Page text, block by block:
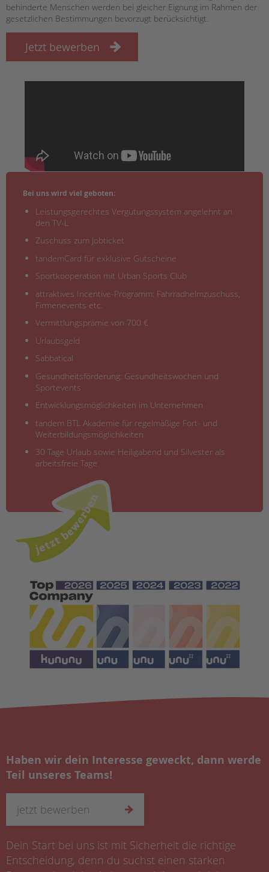
Kinder- und Jugendschutz
Unsere Videos
schoolcoach BTL
unkuerzbar
PRESSE
Magazin
Datenschutz
Hinweisgebersystem
behinderte Menschen werden bei gleicher Eignung im Rahmen der
gesetzlichen Bestimmungen bevorzugt berücksichtigt.
Jetzt bewerben
Bei uns wird viel geboten:
Leistungsgerechtes Vergütungssystem angelehnt an
den TV-L
Zuschuss zum Jobticket
tandemCard für exklusive Gutscheine
Sportkooperation mit Urban Sports Club
attraktives Incentive-Programm: Fahrradhelmzuschuss,
Firmenevents etc.
Vermittlungsprämie von 700 €
Urlaubsgeld
Sabbatical
Gesundheitsförderung: Gesundheitswochen und
Sportevents
Entwicklungsmöglichkeiten im Unternehmen
tandem BTL Akademie für regelmäßige Fort- und
Weiterbildungsmöglichkeiten
30 Tage Urlaub sowie Heiligabend und Silvester als
arbeitsfreie Tage
Haben wir dein Interesse geweckt, dann werde
Teil unseres Teams!
jetzt bewerben
Dein Start bei uns ist mit Sicherheit die richtige
Entscheidung, denn du suchst einen starken